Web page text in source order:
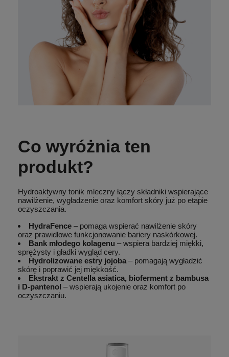
Co wyróżnia ten
produkt?
Hydroaktywny tonik mleczny łączy składniki wspierające
nawilżenie, wygładzenie oraz komfort skóry już po etapie
oczyszczania.
HydraFence – pomaga wspierać nawilżenie skóry
oraz prawidłowe funkcjonowanie bariery naskórkowej.
Bank młodego kolagenu – wspiera bardziej miękki,
sprężysty i gładki wygląd cery.
Hydrolizowane estry jojoba – pomagają wygładzić
skórę i poprawić jej miękkość.
Ekstrakt z Centella asiatica, bioferment z bambusa
i D-pantenol – wspierają ukojenie oraz komfort po
oczyszczaniu.